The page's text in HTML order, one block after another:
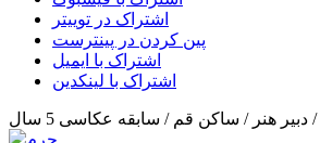
اشتراک در توییتر
پین کردن در پینترست
اشتراک با ایمیل
اشتراک با لینکدین
هنر / ساکن قم / سابقه عکاسی 5 سال